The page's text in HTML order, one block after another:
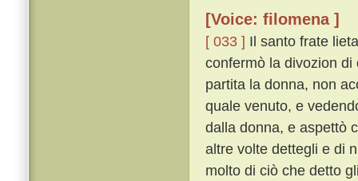
[Voice: filomena ]
[ 033 ] Il santo frate
confermò la divozion
partita la donna, non
quale venuto, e
dalla donna, e aspettò
altre volte dettegli e di
molto di ciò che detto